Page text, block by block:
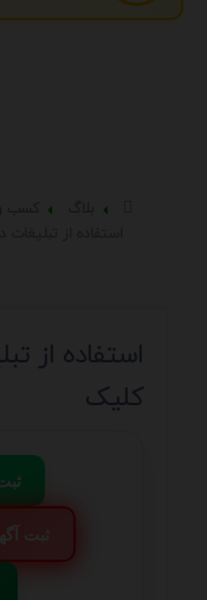
استفاده از
کلیک
📢
💬